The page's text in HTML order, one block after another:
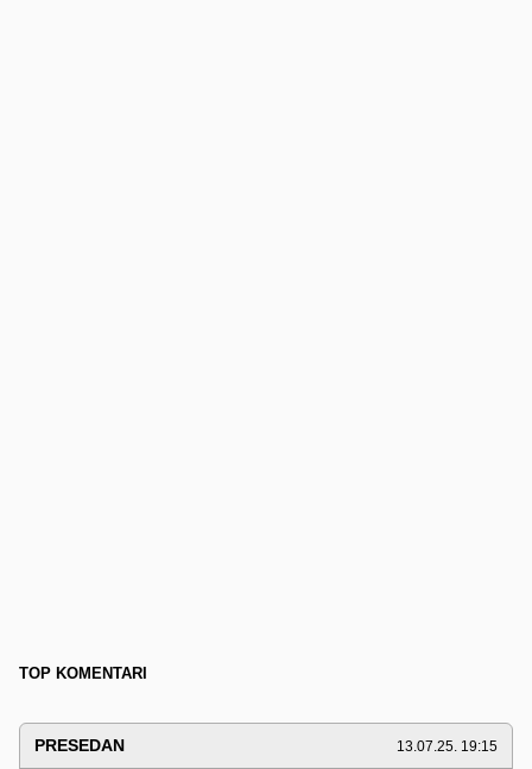
TOP KOMENTARI
PRESEDAN 13.07.25. 19:15